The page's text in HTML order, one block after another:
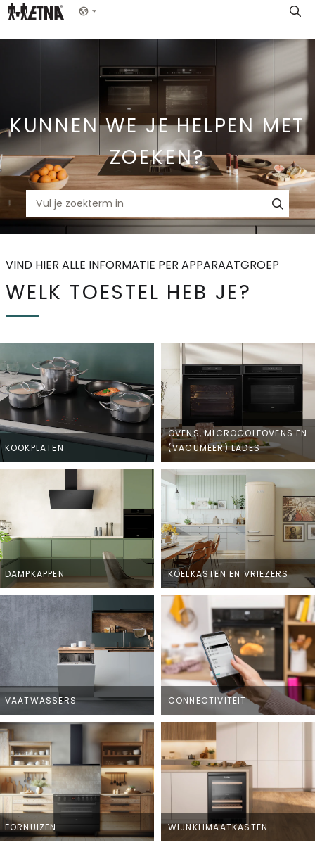
Skip
Show menu
KUNNEN WE JE HELPEN MET
ZOEKEN?
VIND HIER ALLE INFORMATIE PER APPARAATGROEP
WELK TOESTEL HEB JE?
KOOKPLATEN
OVENS, MICROGOLFOVENS EN
(VACUMEER) LADES
DAMPKAPPEN KOELKASTEN EN VRIEZERS
VAATWASSERS CONNECTIVITEIT
FORNUIZEN WIJNKLIMAATKASTEN